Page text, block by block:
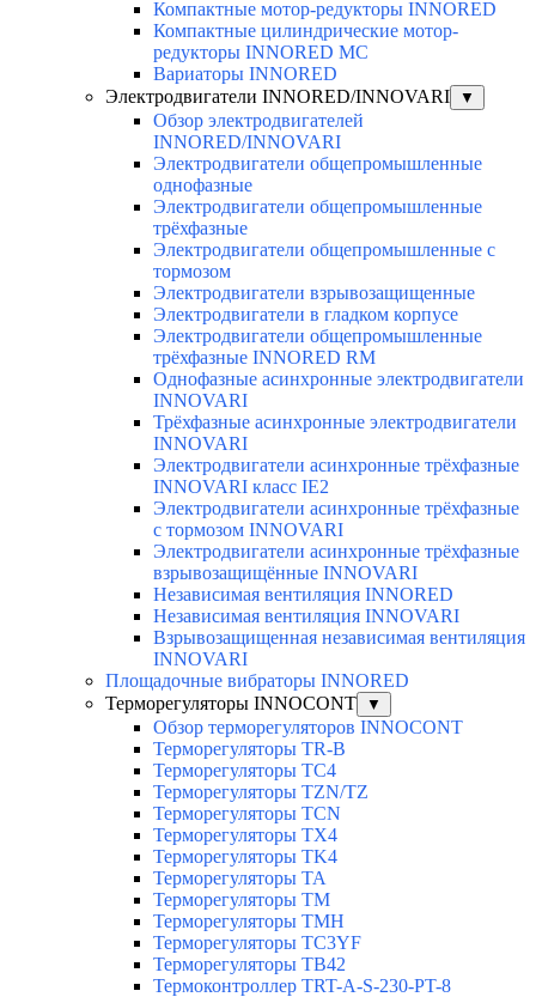
Компактные мотор-редукторы INNORED
Компактные цилиндрические мотор-
редукторы INNORED MC
Вариаторы INNORED
Электродвигатели INNORED/INNOVARI
▼
Обзор электродвигателей
INNORED/INNOVARI
Электродвигатели общепромышленные
однофазные
Электродвигатели общепромышленные
трёхфазные
Электродвигатели общепромышленные с
тормозом
Электродвигатели взрывозащищенные
Электродвигатели в гладком корпусе
Электродвигатели общепромышленные
трёхфазные INNORED RM
Однофазные асинхронные электродвигатели
INNOVARI
Трёхфазные асинхронные электродвигатели
INNOVARI
Электродвигатели асинхронные трёхфазные
INNOVARI класс IE2
Электродвигатели асинхронные трёхфазные
с тормозом INNOVARI
Электродвигатели асинхронные трёхфазные
взрывозащищённые INNOVARI
Независимая вентиляция INNORED
Независимая вентиляция INNOVARI
Взрывозащищенная независимая вентиляция
INNOVARI
Площадочные вибраторы INNORED
Терморегуляторы INNOCONT
▼
Обзор терморегуляторов INNOCONT
Терморегуляторы TR-B
Терморегуляторы TC4
Терморегуляторы TZN/TZ
Терморегуляторы TCN
Терморегуляторы TX4
Терморегуляторы TK4
Терморегуляторы TA
Терморегуляторы TM
Терморегуляторы TMH
Терморегуляторы TC3YF
Терморегуляторы TB42
Термоконтроллер TRT-A-S-230-PT-8